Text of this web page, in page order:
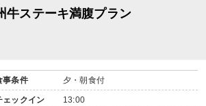
牛ステーキ満腹プラン
事条件 夕・朝食付
ェックイン 13:00